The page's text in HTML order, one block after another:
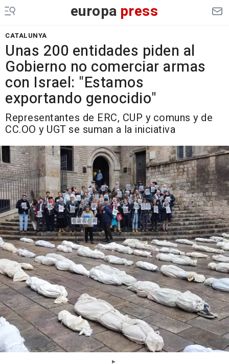
europa press
CATALUNYA
Unas 200 entidades piden al
Gobierno no comerciar armas
con Israel: "Estamos
exportando genocidio"
Representantes de ERC, CUP y comuns y de
CC.OO y UGT se suman a la iniciativa